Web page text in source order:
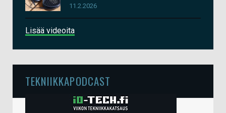
11.2.2026
Lisää videoita
TEKNIIKKAPODCAST